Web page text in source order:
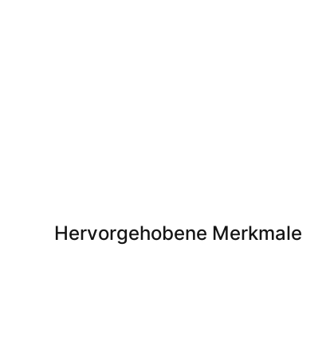
Hervorgehobene Merkmale